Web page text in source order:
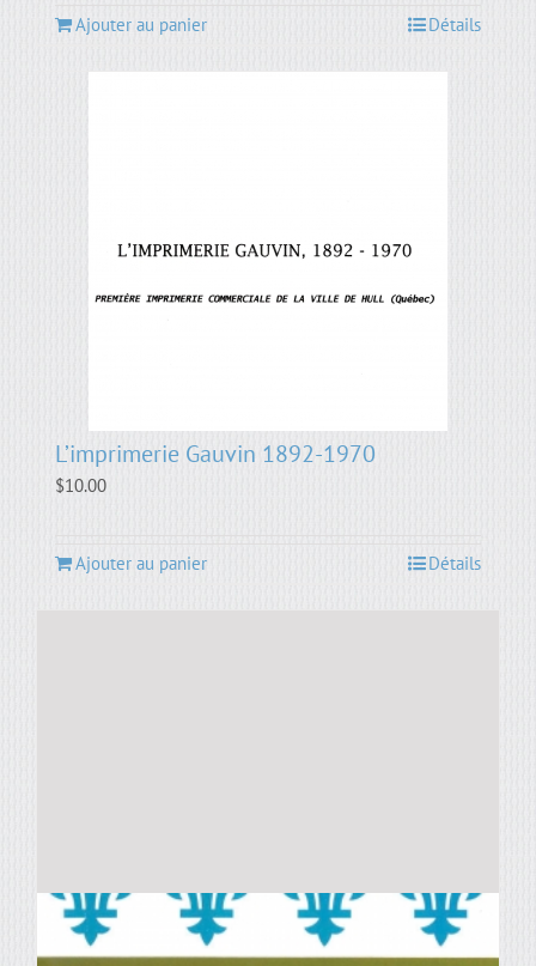
Ajouter au panier Détails
L’imprimerie Gauvin 1892-1970
$10.00
Ajouter au panier Détails